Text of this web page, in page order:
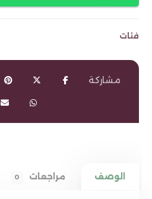
فئات
الوصف مراجعات 0